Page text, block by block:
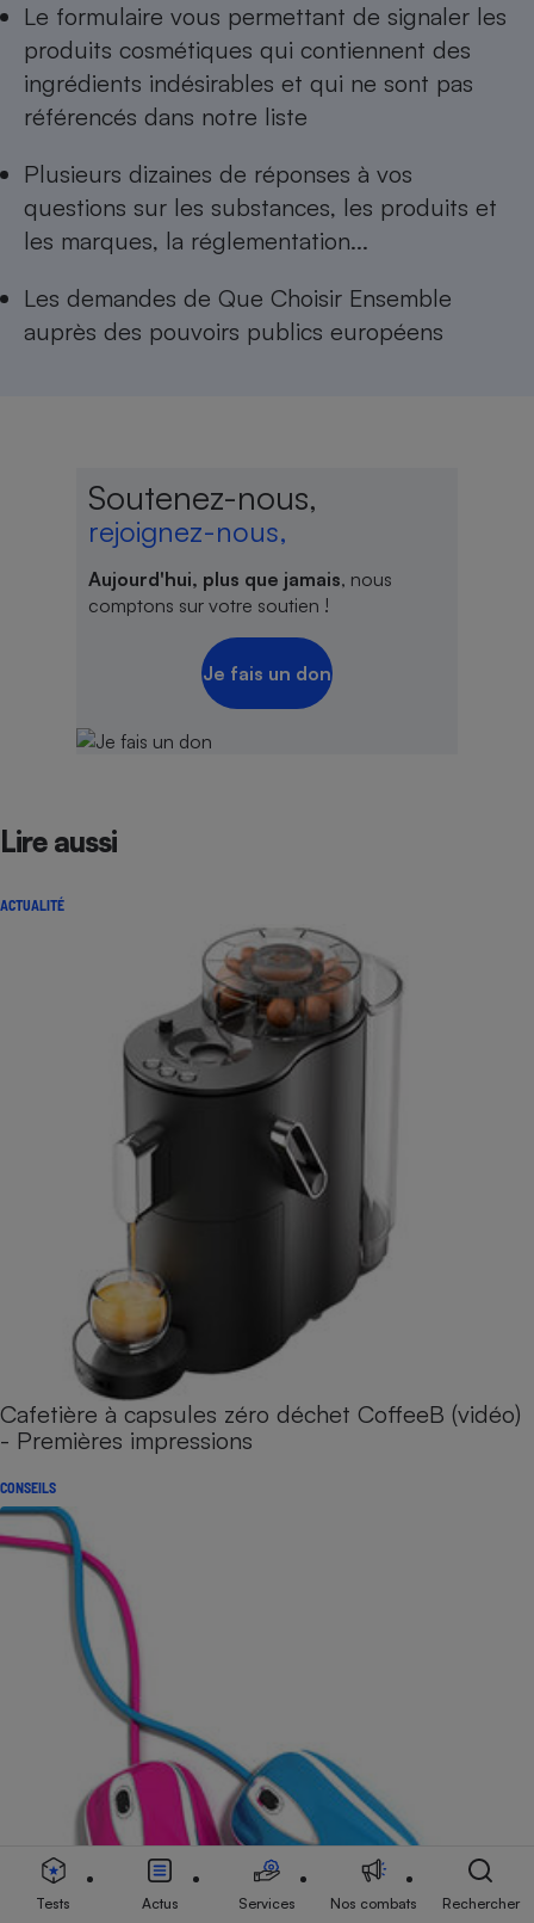
Le formulaire vous permettant de signaler les
produits cosmétiques qui contiennent des
ingrédients indésirables et qui ne sont pas
référencés dans notre liste
Plusieurs dizaines de réponses à vos
questions sur les substances, les produits et
les marques, la réglementation...
Les demandes de Que Choisir Ensemble
auprès des pouvoirs publics européens
Soutenez-nous,
rejoignez-nous,
Aujourd'hui, plus que jamais, nous
comptons sur votre soutien !
Je fais un don
Lire aussi
ACTUALITÉ
Cafetière à capsules zéro déchet CoffeeB (vidéo)
- Premières impressions
CONSEILS
Tests Actus Services Nos combats Rechercher